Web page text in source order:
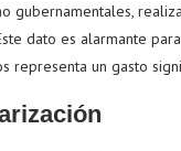
gubernamentales,
dato es alarmante
representa un gasto